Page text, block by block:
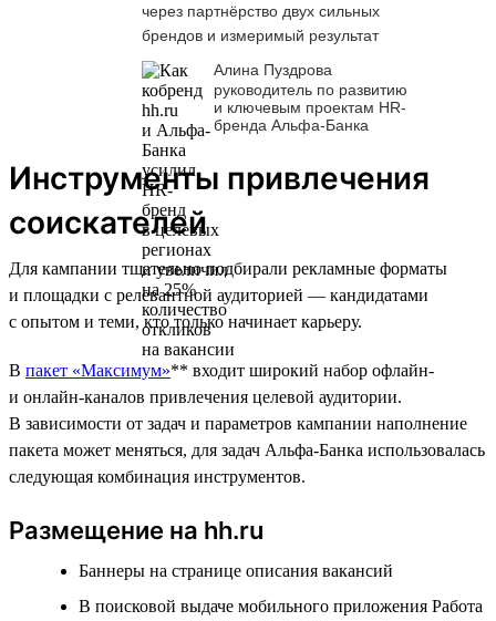
через партнёрство двух сильных
брендов и измеримый результат
Алина Пуздрова
руководитель по развитию
и ключевым проектам HR-
бренда Альфа-Банка
Инструменты привлечения
соискателей
Для кампании тщательно подбирали рекламные форматы
и площадки с релевантной аудиторией — кандидатами
с опытом и теми, кто только начинает карьеру.
В пакет «Максимум»** входит широкий набор офлайн-
и онлайн-каналов привлечения целевой аудитории.
В зависимости от задач и параметров кампании наполнение
пакета может меняться, для задач Альфа-Банка использовалась
следующая комбинация инструментов.
Размещение на hh.ru
Баннеры на странице описания вакансий
В поисковой выдаче мобильного приложения Работа